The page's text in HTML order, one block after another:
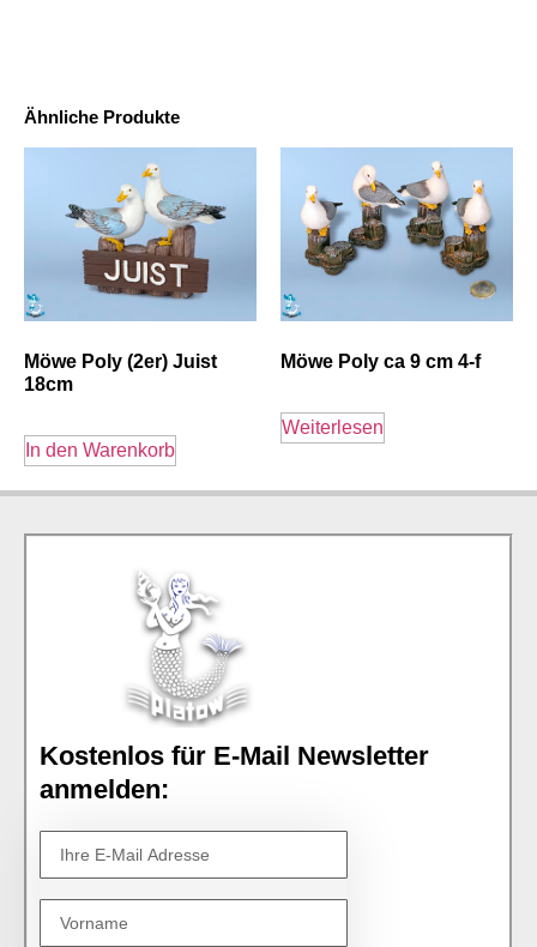
Ähnliche Produkte
Möwe Poly (2er) Juist
18cm
In den Warenkorb
Möwe Poly ca 9 cm 4-f
Weiterlesen
Kostenlos für E-Mail Newsletter
anmelden: